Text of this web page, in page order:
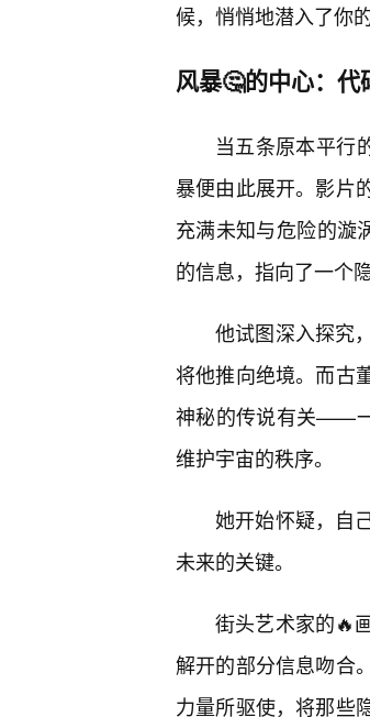
候，悄悄地潜入了你
风暴🤔的中心：代
当五条原本平行
暴便由此展开。影片
充满未知与危险的漩
的信息，指向了一个
他试图深入探究
将他推向绝境。而古
神秘的传说有关——
维护宇宙的秩序。
她开始怀疑，自
未来的关键。
街头艺术家的🔥
解开的部分信息吻合
力量所驱使，将那些